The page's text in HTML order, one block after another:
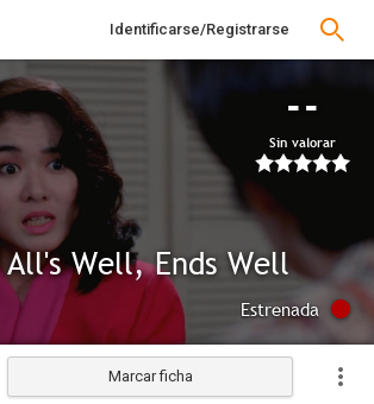
Identificarse/Registrarse
--
Sin valorar
All's Well, Ends Well
Estrenada
Marcar ficha